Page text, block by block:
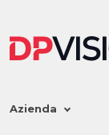
Azienda